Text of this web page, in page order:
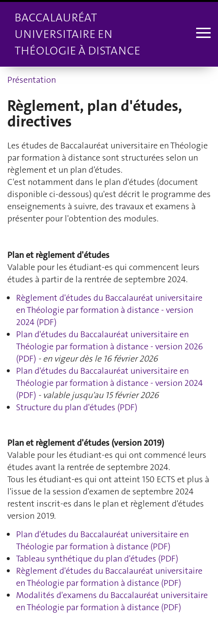
BACCALAURÉAT
UNIVERSITAIRE EN
THÉOLOGIE À DISTANCE
Présentation
Règlement, plan d'études,
directives
Les études de Baccalauréat universitaire en Théologie
par formation à distance sont structurées selon un
règlement et un plan d’études.
C'est notamment dans le plan d'études (document
disponible ci-dessous) qu'est décrit le programme des
enseignements à suivre, des travaux et examens à
présenter pour l'obtention des modules.
Plan et règlement d'études
Valable pour les étudiant-es qui commencent leurs
études à partir de la rentrée de septembre 2024.
Règlement d'études du Baccalauréat universitaire
en Théologie par formation à distance - version
2024 (PDF)
Plan d'études du Baccalauréat universitaire en
Théologie par formation à distance - version 2026
(PDF) - en vigeur dès le 16 février 2026
Plan d'études du Baccalauréat universitaire en
Théologie par formation à distance - version 2024
(PDF) - valable jusqu'au 15 février 2026
Structure du plan d'études (PDF)
Plan et règlement d'études (version 2019)
Valable pour les étudiant-es qui ont commencé leurs
études avant la rentrée de septembre 2024.
Tous les étudiant-es qui ont atteint 150 ECTS et plus à
l'issue de la session d'examen de septembre 2024
restent inscrit-es dans le plan et règlement d'études
version 2019.
Plan d'études du Baccalauréat universitaire en
Théologie par formation à distance (PDF)
Tableau synthétique du plan d'études (PDF)
Règlement d'études du Baccalauréat universitaire
en Théologie par formation à distance (PDF)
Modalités d'examens du Baccalauréat universitaire
en Théologie par formation à distance (PDF)